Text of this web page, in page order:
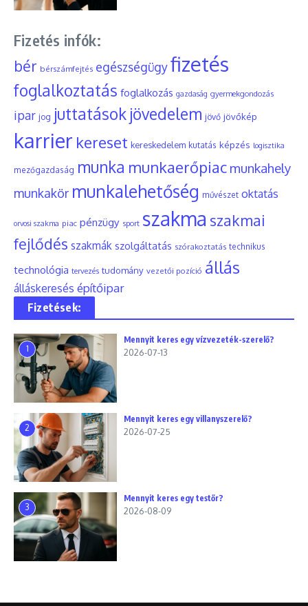
Fizetés infók:
bér bérszámfejtés egészségügyfizetés
foglalkoztatás foglalkozás gazdaság gyermekgondozás
ipar jog juttatások jövedelem jövő jövőkép
karrier kereset kereskedelem kutatás képzés logisztika
mezőgazdaság munka munkaerőpiac munkahely
munkakör munkalehetőség művészet oktatás
orvosi szakma piac pénzügy sport szakma szakmai
fejlődés szakmák szolgáltatás szórakoztatás technikus
technológia tervezés tudomány vezetői pozíció állás
álláskeresés építőipar
Fizetések:
1
Mennyit keres egy vízvezeték-szerelő?
2026-07-13
2
Mennyit keres egy villanyszerelő?
2026-07-25
3
Mennyit keres egy testőr?
2026-08-09